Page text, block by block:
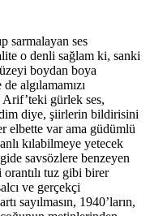
sarmalayan ses
o denli sağlam ki, sanki
boydan boya
algılamamızı
Arif’teki gürlek ses,
diye, şiirlerin bildirisini
elbette var ama güdümlü
kılabilmeye yetecek
savsözlere benzeyen
tuz gibi birer
ve gerçekçi
sayılmasın, 1940’ların,